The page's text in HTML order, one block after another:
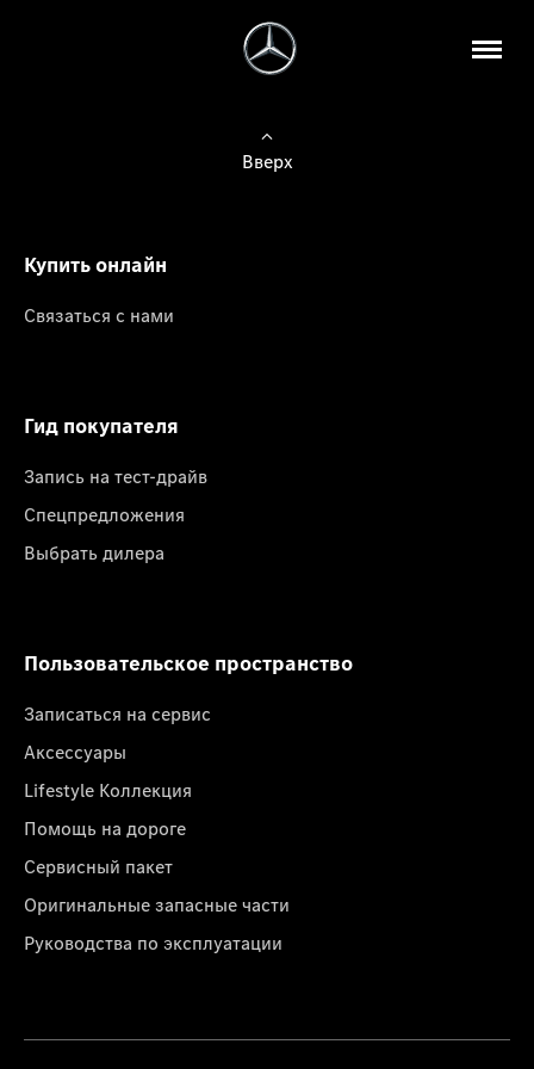
Вверх
Купить онлайн
Связаться с нами
Гид покупателя
Запись на тест-драйв
Спецпредложения
Выбрать дилера
Пользовательское пространство
Записаться на сервис
Аксессуары
Lifestyle Коллекция
Помощь на дороге
Сервисный пакет
Оригинальные запасные части
Руководства по эксплуатации